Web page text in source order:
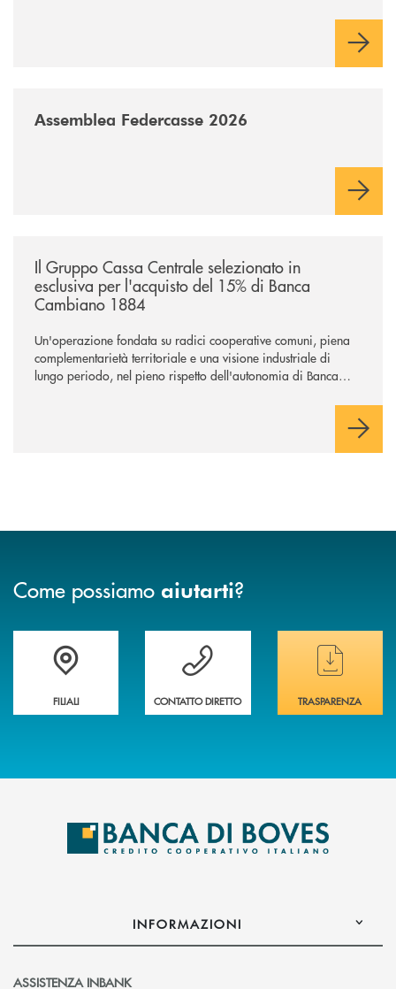
comuni e sulla prossimità ai territori, per ampliare l’offerta e
Assemblea Federcasse 2026
Il Gruppo Cassa Centrale selezionato in
esclusiva per l'acquisto del 15% di Banca
Cambiano 1884
Un'operazione fondata su radici cooperative comuni, piena
complementarietà territoriale e una visione industriale di
lungo periodo, nel pieno rispetto dell'autonomia di Banca
negoziazione esclusiva per la finalizzazione dell’operazione.
Come possiamo aiutarti?
Trova la filiale&nbsp; più vicina a te
FILIALI
Hai bisogno di assistenza immediata ?
CONTATTO DIRETTO
Hai bisogno di
TRASPARENZA
INFORMAZIONI
ASSISTENZA INBANK